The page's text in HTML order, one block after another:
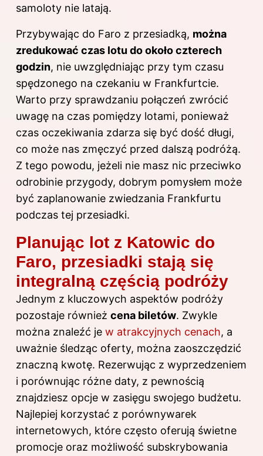
samoloty nie latają.
Przybywając do Faro z przesiadką, można
zredukować czas lotu do około czterech
godzin, nie uwzględniając przy tym czasu
spędzonego na czekaniu w Frankfurtcie.
Warto przy sprawdzaniu połączeń zwrócić
uwagę na czas pomiędzy lotami, ponieważ
czas oczekiwania zdarza się być dość długi,
co może nas zmęczyć przed dalszą podróżą.
Z tego powodu, jeżeli nie masz nic przeciwko
odrobinie przygody, dobrym pomysłem może
być zaplanowanie zwiedzania Frankfurtu
podczas tej przesiadki.
Planując lot z Katowic do
Faro, przesiadki stają się
integralną częścią podróży
Jednym z kluczowych aspektów podróży
pozostaje również cena biletów. Zwykle
można znaleźć je w atrakcyjnych cenach, a
uważnie śledząc oferty, można zaoszczędzić
znaczną kwotę. Rezerwując z wyprzedzeniem
i porównując różne daty, z pewnością
znajdziesz opcje w zasięgu swojego budżetu.
Najlepiej korzystać z porównywarek
internetowych, które często oferują świetne
promocje oraz możliwość subskrybowania